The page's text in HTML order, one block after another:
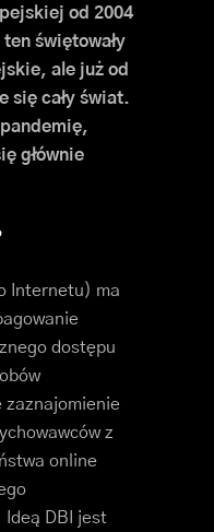
od 2004
świętowały
ale już od
się cały świat.
głównie
Internetu) ma
dostępu
zaznajomienie
z
online
DBI jest